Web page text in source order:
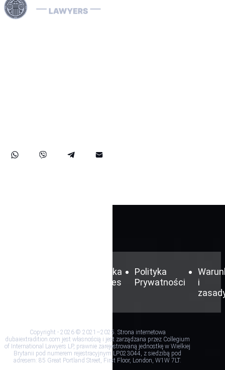
Polityka
cookies
Polityka
Prywatności
i
Copyright - 2026 © 2021–2025. Strona internetowa
dubaiextradition.com jest własnością i jest zarządzana przez Collegium
of International Lawyers LP, prawnie zarejestrowaną jednostkę w Wielkiej
Brytanii pod numerem rejestracyjnym LP023044, z siedzibą pod
adresem: 85 Great Portland Street, First Floor, London, W1W 7LT.